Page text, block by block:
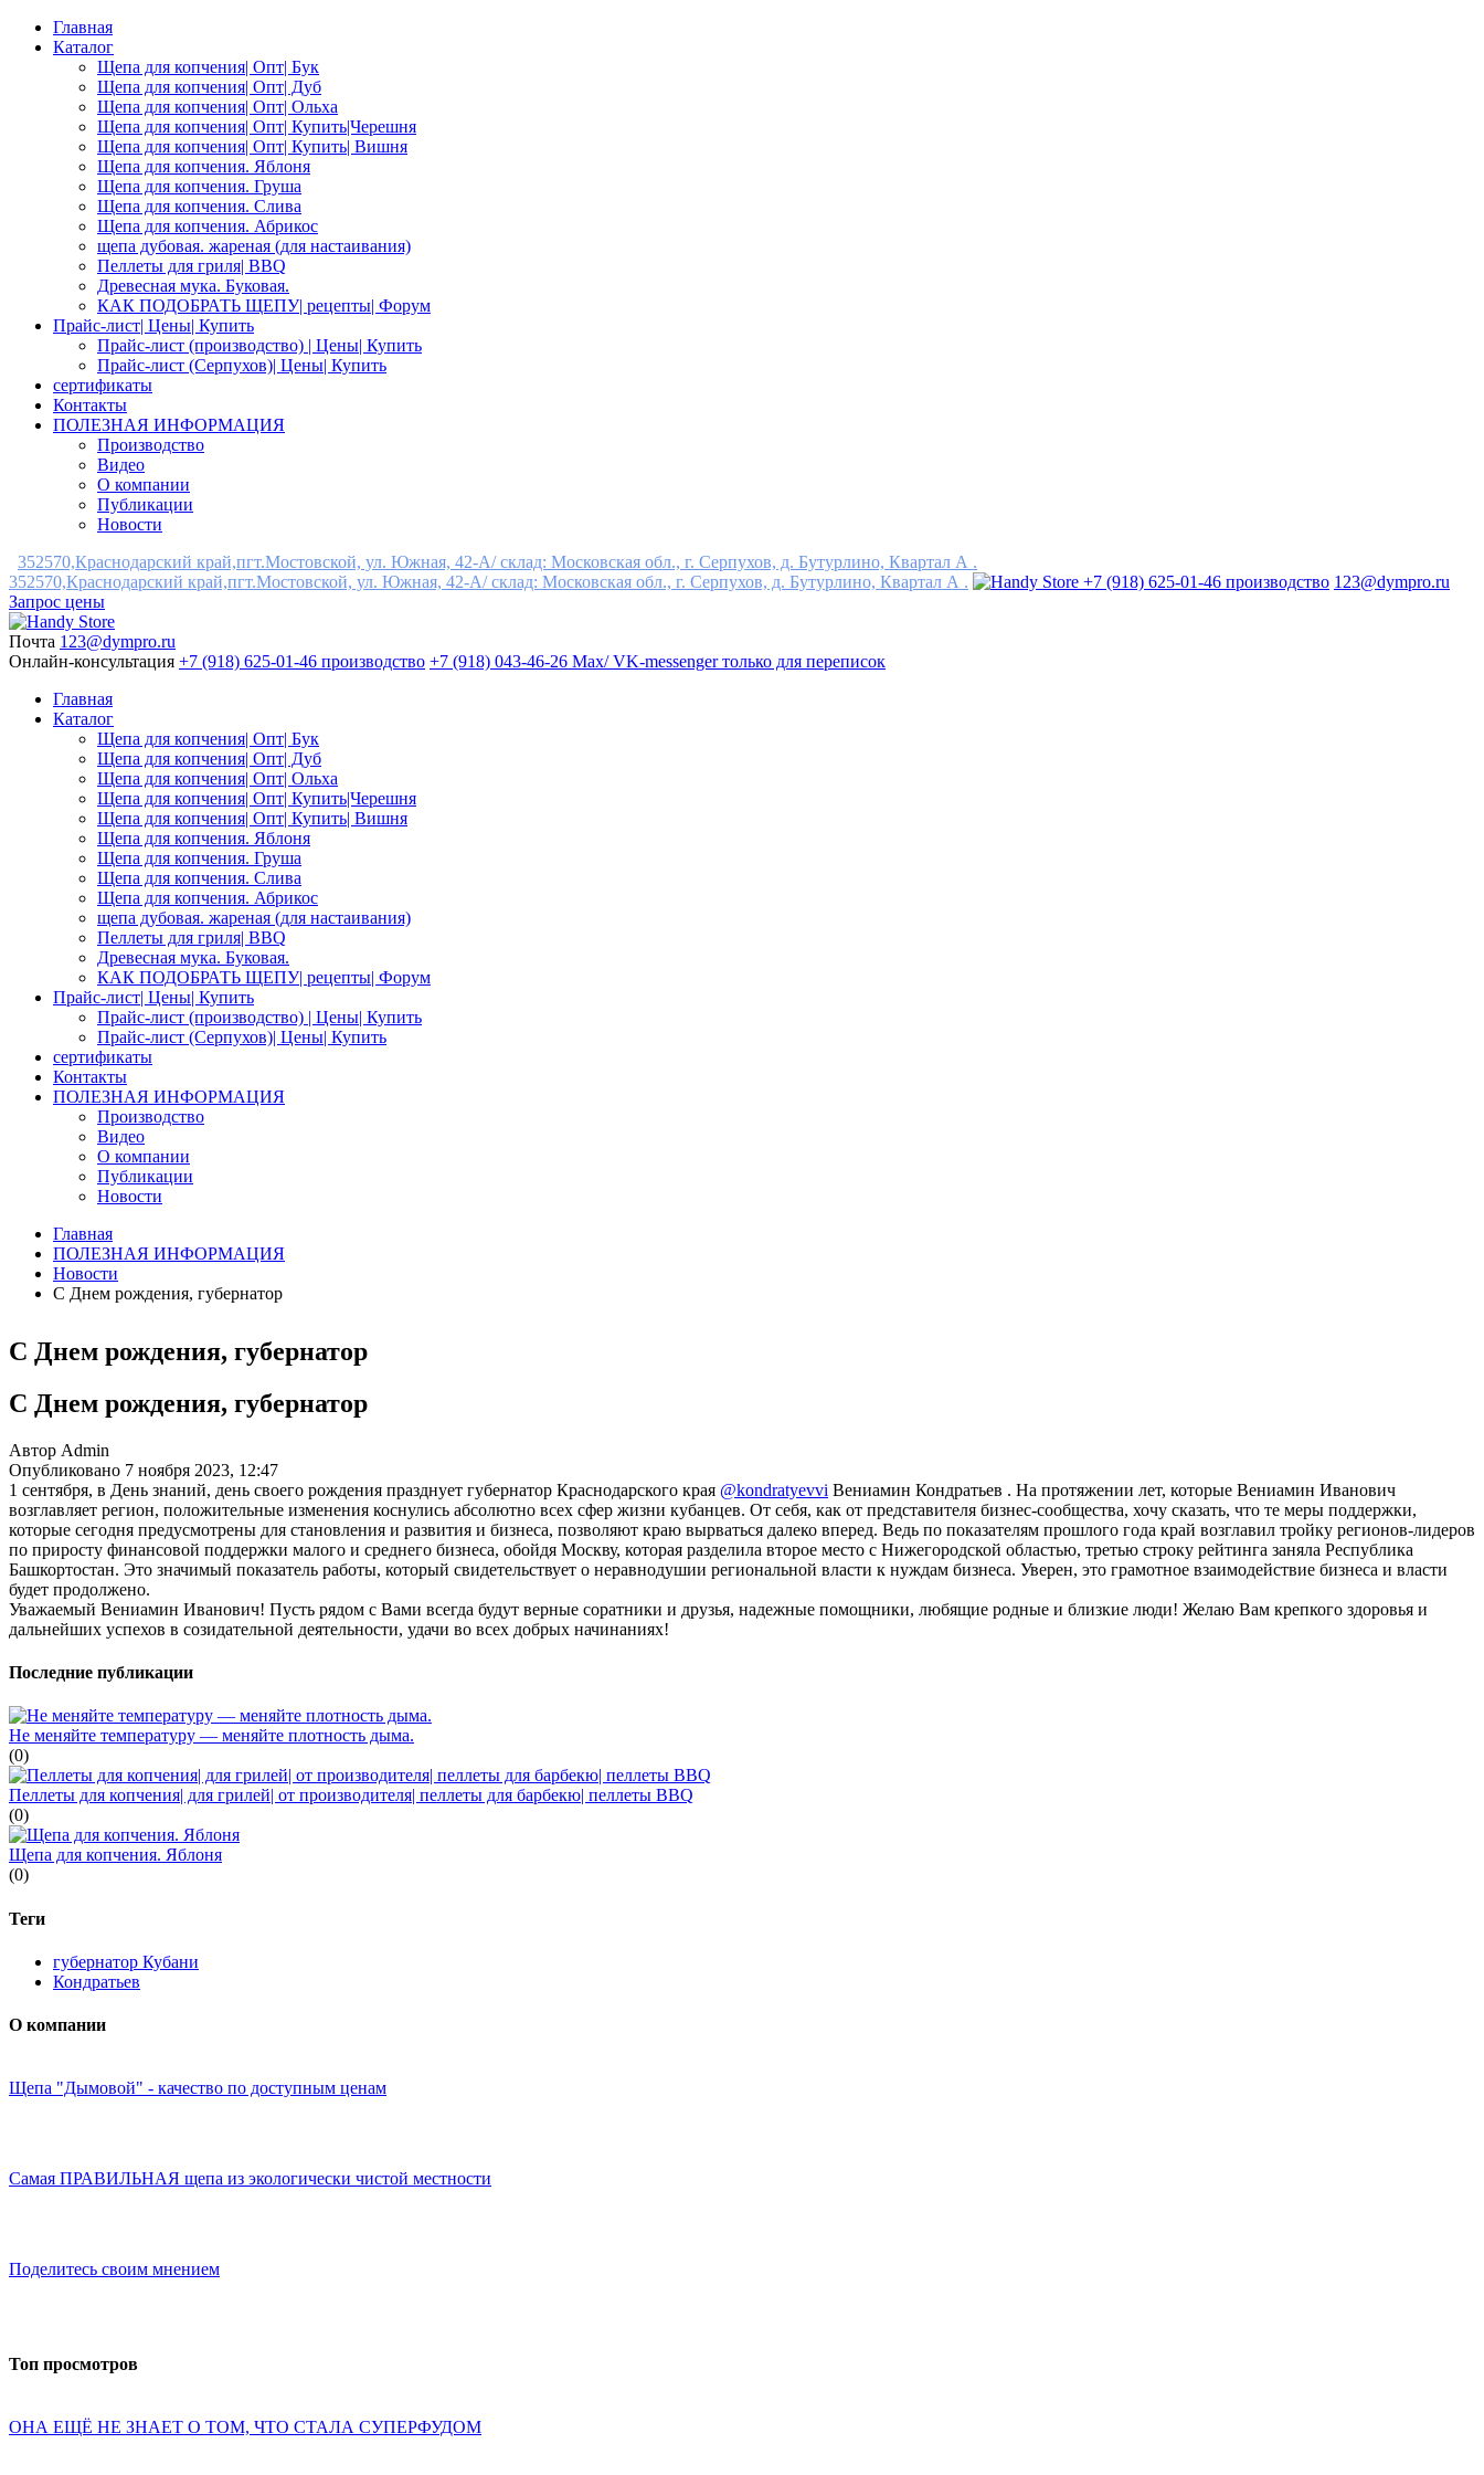
Главная
Каталог
Щепа для копчения| Опт| Бук
Щепа для копчения| Опт| Дуб
Щепа для копчения| Опт| Ольха
Щепа для копчения| Опт| Купить|Черешня
Щепа для копчения| Опт| Купить| Вишня
Щепа для копчения. Яблоня
Щепа для копчения. Груша
Щепа для копчения. Слива
Щепа для копчения. Абрикос
щепа дубовая. жареная (для настаивания)
Пеллеты для гриля| BBQ
Древесная мука. Буковая.
КАК ПОДОБРАТЬ ЩЕПУ| рецепты| Форум
Прайс-лист| Цены| Купить
Прайс-лист (производство) | Цены| Купить
Прайс-лист (Серпухов)| Цены| Купить
сертификаты
Контакты
ПОЛЕЗНАЯ ИНФОРМАЦИЯ
Производство
Видео
О компании
Публикации
Новости
352570,Краснодарский край,пгт.Мостовской, ул. Южная, 42-А/ склад: Московская обл., г. Серпухов, д. Бутурлино, Квартал А .
352570,Краснодарский край,пгт.Мостовской, ул. Южная, 42-А/ склад: Московская обл., г. Серпухов, д. Бутурлино, Квартал А .
+7 (918) 625-01-46 производство 123@dympro.ru
Запрос цены
Почта 123@dympro.ru
Онлайн-консультация +7 (918) 625-01-46 производство +7 (918) 043-46-26 Max/ VK-messenger только для переписок
Главная
Каталог
Щепа для копчения| Опт| Бук
Щепа для копчения| Опт| Дуб
Щепа для копчения| Опт| Ольха
Щепа для копчения| Опт| Купить|Черешня
Щепа для копчения| Опт| Купить| Вишня
Щепа для копчения. Яблоня
Щепа для копчения. Груша
Щепа для копчения. Слива
Щепа для копчения. Абрикос
щепа дубовая. жареная (для настаивания)
Пеллеты для гриля| BBQ
Древесная мука. Буковая.
КАК ПОДОБРАТЬ ЩЕПУ| рецепты| Форум
Прайс-лист| Цены| Купить
Прайс-лист (производство) | Цены| Купить
Прайс-лист (Серпухов)| Цены| Купить
сертификаты
Контакты
ПОЛЕЗНАЯ ИНФОРМАЦИЯ
Производство
Видео
О компании
Публикации
Новости
Главная
ПОЛЕЗНАЯ ИНФОРМАЦИЯ
Новости
С Днем рождения, губернатор
С Днем рождения, губернатор
С Днем рождения, губернатор
Автор Admin
Опубликовано 7 ноября 2023, 12:47
1 сентября, в День знаний, день своего рождения празднует губернатор Краснодарского края @kondratyevvi Вениамин Кондратьев . На протяжении лет, которые Вениамин Иванович
возглавляет регион, положительные изменения коснулись абсолютно всех сфер жизни кубанцев. От себя, как от представителя бизнес-сообщества, хочу сказать, что те меры поддержки,
которые сегодня предусмотрены для становления и развития и бизнеса, позволяют краю вырваться далеко вперед. Ведь по показателям прошлого года край возглавил тройку регионов-лидеров
по приросту финансовой поддержки малого и среднего бизнеса, обойдя Москву, которая разделила второе место с Нижегородской областью, третью строку рейтинга заняла Республика
Башкортостан. Это значимый показатель работы, который свидетельствует о неравнодушии региональной власти к нуждам бизнеса. Уверен, это грамотное взаимодействие бизнеса и власти
будет продолжено.
Уважаемый Вениамин Иванович! Пусть рядом с Вами всегда будут верные соратники и друзья, надежные помощники, любящие родные и близкие люди! Желаю Вам крепкого здоровья и
дальнейших успехов в созидательной деятельности, удачи во всех добрых начинаниях!
Последние публикации
Не меняйте температуру — меняйте плотность дыма.
(0)
Пеллеты для копчения| для грилей| от производителя| пеллеты для барбекю| пеллеты BBQ
(0)
Щепа для копчения. Яблоня
(0)
Теги
губернатор Кубани
Кондратьев
О компании
Щепа "Дымовой" - качество по доступным ценам
Самая ПРАВИЛЬНАЯ щепа из экологически чистой местности
Поделитесь своим мнением
Топ просмотров
ОНА ЕЩЁ НЕ ЗНАЕТ О ТОМ, ЧТО СТАЛА СУПЕРФУДОМ